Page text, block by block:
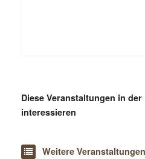
Diese Veranstaltungen in
interessieren
Weitere